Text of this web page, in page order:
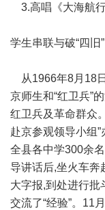
3.高唱《大海航行
学生串联与破“四旧”
从1966年8月18
京师生和“红卫兵”
红卫兵及革命群众
赴京参观领导小组
全县各中学300余
导讲话后,坐火车奔
大字报,到处进行批
交流了“经验”。11